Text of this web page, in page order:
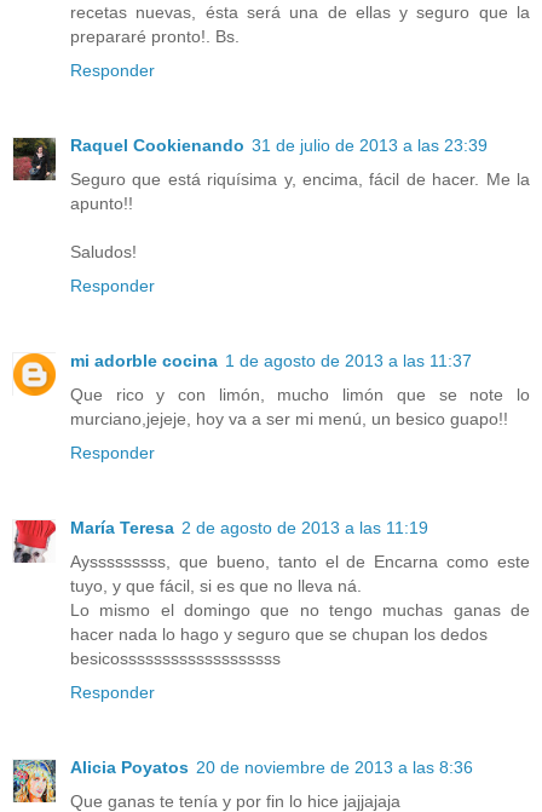
recetas nuevas, ésta será una de ellas y seguro que la
prepararé pronto!. Bs.
Responder
Raquel Cookienando 31 de julio de 2013 a las 23:39
Seguro que está riquísima y, encima, fácil de hacer. Me la
apunto!!
Saludos!
Responder
mi adorble cocina 1 de agosto de 2013 a las 11:37
Que rico y con limón, mucho limón que se note lo
murciano,jejeje, hoy va a ser mi menú, un besico guapo!!
Responder
María Teresa 2 de agosto de 2013 a las 11:19
Aysssssssss, que bueno, tanto el de Encarna como este
tuyo, y que fácil, si es que no lleva ná.
Lo mismo el domingo que no tengo muchas ganas de
hacer nada lo hago y seguro que se chupan los dedos
besicosssssssssssssssssss
Responder
Alicia Poyatos 20 de noviembre de 2013 a las 8:36
Que ganas te tenía y por fin lo hice jajjajaja